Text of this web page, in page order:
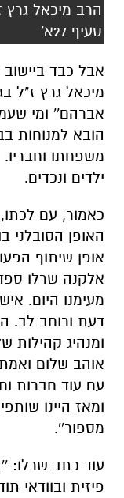
הרב מיכאל גרץ
סעיף 27א'
אבל כבד
אברהם'' ומי
הובא למנוחות
משפחתו
ילדים ונכדים.
כאמור, עם לכתו,
האופן הסובלני
אופן שיתוף
אלקנה שרלו
מעימנו היום.
דעת ורוחב לב.
ומנהיג קהילות
אוהב שלום
עם עוד חברות
ומאז היינו
מספור''.
עוד כתב שרלו:
פיזית ובוודאי